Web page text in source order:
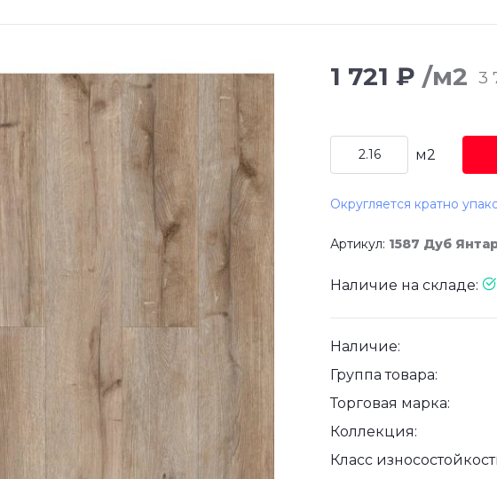
1 721 ₽ /м2 3
м2
Округляется кратно
Артикул: 1587 Дуб
Наличие на складе:
Наличие:
Группа товара:
Торговая марка:
Коллекция:
Класс